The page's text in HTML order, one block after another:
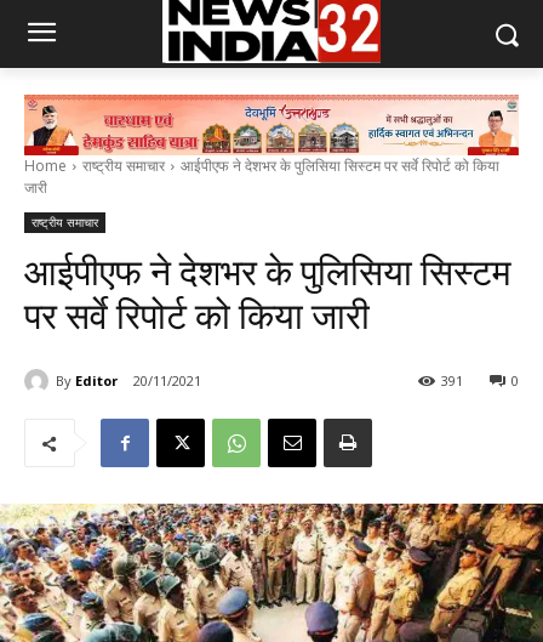
Home राष्ट्रीय समाचार
आईपीएफ ने देशभर के पुलिसिया सिस्टम पर सर्वे रिपोर्ट को किया
जारी
राष्ट्रीय समाचार
आईपीएफ ने देशभर के पुलिसिया सिस्टम
पर सर्वे रिपोर्ट को किया जारी
By Editor 20/11/2021 0
391